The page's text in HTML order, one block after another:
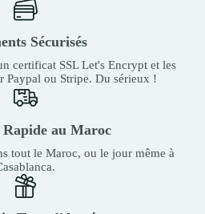
Sécurisés
certificat SSL Let's Encrypt et les
Paypal ou Stripe. Du sérieux !
au Maroc
tout le Maroc, ou le jour même à